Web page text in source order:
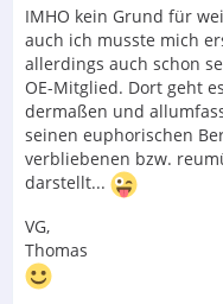
IMHO kein Grund für
auch ich musste mich
allerdings auch schon
OE-Mitglied. Dort geht
dermaßen und
seinen euphorischen
verbliebenen bzw.
darstellt...
VG,
Thomas